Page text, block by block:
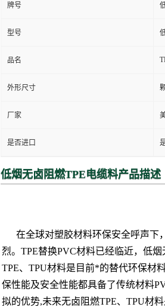
牌号
型号
品名
外形尺寸
厂家
是否进口
低烟无卤阻燃TPE电缆料产品描述
在全球对塑胶材料环保安全呼声下
烈。TPE替换PVC材料已经临近，低烟
TPE、TPU材料是目前*的替代环保材
保性能及安全性能都具备了传统材料
拟的优势,未来无卤阻燃TPE、TPU材